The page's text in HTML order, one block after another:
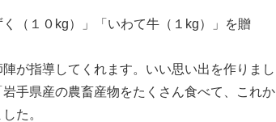
（１０kg）」「いわて牛（１kg）」を贈
が指導してくれます。いい思い出を作りまし
手県産の農畜産物をたくさん食べて、これか
た。